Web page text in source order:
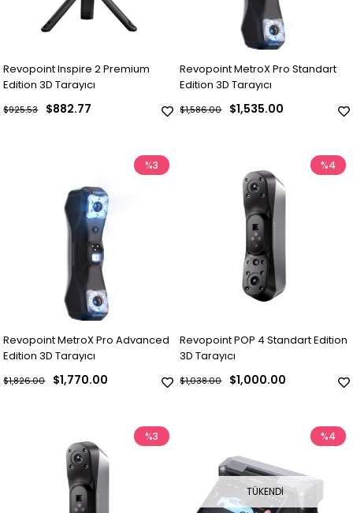
Revopoint Inspire 2 Premium
Edition 3D Tarayıcı
$882.77
$925.53
Revopoint MetroX Pro Standart
Edition 3D Tarayıcı
$1,535.00
$1,586.00
Revopoint MetroX Pro Advanced
Edition 3D Tarayıcı
$1,770.00
$1,826.00
%3
Revopoint POP 4 Standart Edition
3D Tarayıcı
$1,000.00
$1,038.00
%4
%3
TÜKENDI
%4